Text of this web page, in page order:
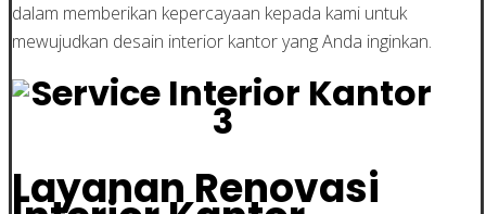
dalam memberikan kepercayaan kepada kami untuk
mewujudkan desain interior kantor yang Anda inginkan.
Layanan Renovasi